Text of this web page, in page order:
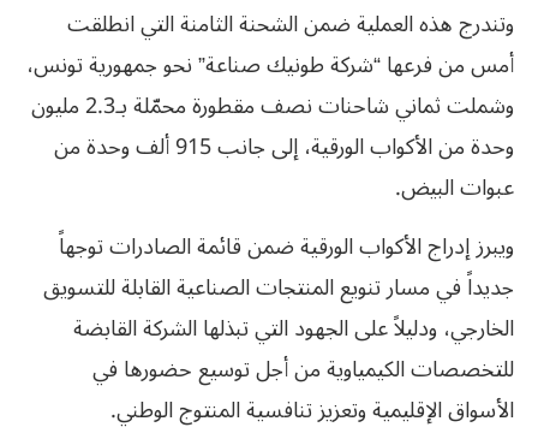
وتندرج هذه العملية ضمن الشحنة الثامنة التي انطلقت
أمس من فرعها “شركة طونيك صناعة” نحو جمهورية تونس،
وشملت ثماني شاحنات نصف مقطورة محمّلة بـ2.3 مليون
وحدة من الأكواب الورقية، إلى جانب 915 ألف وحدة من
عبوات البيض.
ويبرز إدراج الأكواب الورقية ضمن قائمة الصادرات توجهاً
جديداً في مسار تنويع المنتجات الصناعية القابلة للتسويق
الخارجي، ودليلاً على الجهود التي تبذلها الشركة القابضة
للتخصصات الكيمياوية من أجل توسيع حضورها في
الأسواق الإقليمية وتعزيز تنافسية المنتوج الوطني.